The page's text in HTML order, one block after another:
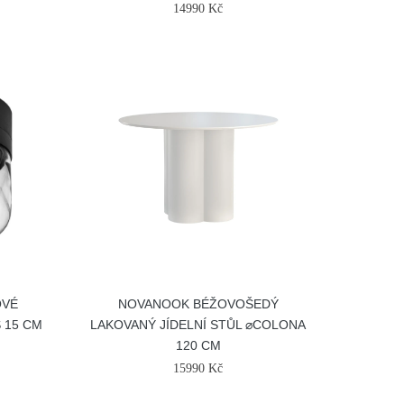
14990 Kč
15 CM
NOVANOOK BÉŽOVOŠEDÝ
LAKOVANÝ JÍDELNÍ STŮL ⌀COLONA
120 CM
15990 Kč